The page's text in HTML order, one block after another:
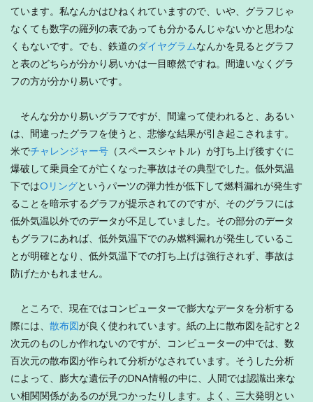
ています。私なんかはひねくれていますので、いや、グラフじゃ
なくても数字の羅列の表であっても分かるんじゃないかと思わな
くもないです。でも、鉄道のダイヤグラムなんかを見るとグラフ
と表のどちらが分かり易いかは一目瞭然ですね。間違いなくグラ
フの方が分かり易いです。
そんな分かり易いグラフですが、間違って使われると、あるい
は、間違ったグラフを使うと、悲惨な結果が引き起こされます。
米でチャレンジャー号 （スペースシャトル）が打ち上げ後すぐに
爆破して乗員全てが亡くなった事故はその典型でした。低外気温
下ではOリングというパーツの弾力性が低下して燃料漏れが発生す
ることを暗示するグラフが提示されてのですが、そのグラフには
低外気温以外でのデータが不足していました。その部分のデータ
もグラフにあれば、低外気温下でのみ燃料漏れが発生しているこ
とが明確となり、低外気温下での打ち上げは強行されず、事故は
防げたかもれません。
ところで、現在ではコンピューターで膨大なデータを分析する
際には、 散布図が良く使われています。紙の上に散布図を記すと2
次元のものしか作れないのですが、コンピューターの中では、数
百次元の散布図が作られて分析がなされています。そうした分析
によって、膨大な遺伝子のDNA情報の中に、人間では認識出来な
い相関関係があるのが見つかったりします。よく、三大発明とい